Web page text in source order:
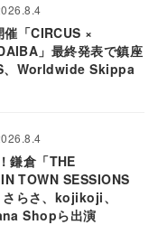
「CIRCUS ×
」最終発表で鎮座
、Worldwide Skippa
鎌倉「THE
TOWN SESSIONS
らさ、kojikoji、
Shopら出演